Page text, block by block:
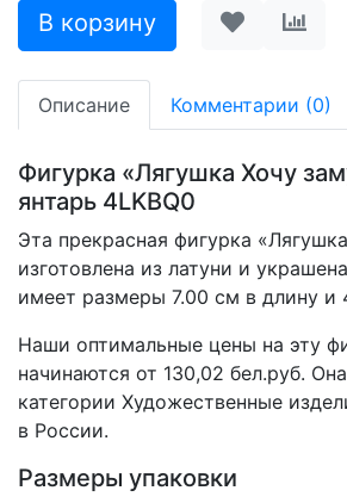
Описание Комментарии (0)
Фигурка «Лягушка Хочу
янтарь 4LKBQ0
Эта прекрасная фигурка
изготовлена из латуни и
имеет размеры 7.00 см в длину и
Наши оптимальные цены на эту
начинаются от 130,02 бел.руб.
категории Художественные
в России.
Размеры упаковки